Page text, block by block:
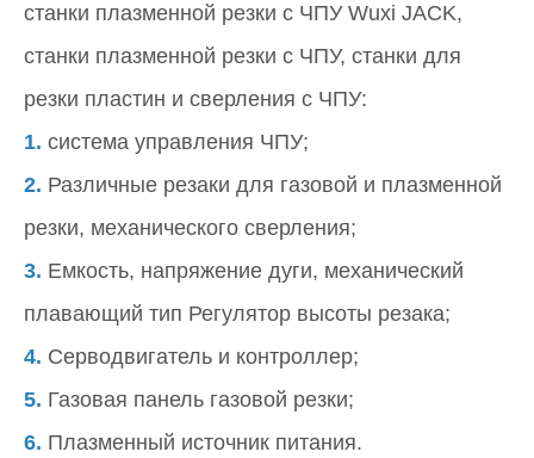
станки плазменной резки с ЧПУ Wuxi JACK,
станки плазменной резки с ЧПУ, станки для
резки пластин и сверления с ЧПУ:
1. система управления ЧПУ;
2. Различные резаки для газовой и плазменной
резки, механического сверления;
3. Емкость, напряжение дуги, механический
плавающий тип Регулятор высоты резака;
4. Серводвигатель и контроллер;
5. Газовая панель газовой резки;
6. Плазменный источник питания.